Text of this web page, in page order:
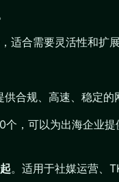
适合需要灵活性和扩展
合规、高速、稳定的
，可以为出海企业
。适用于社媒运营、